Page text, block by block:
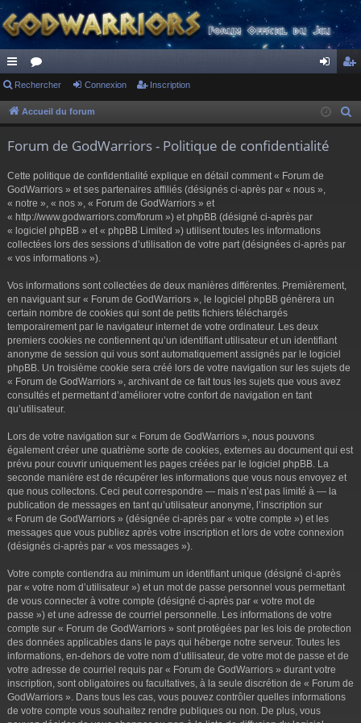
ac
co
s
or
u ne cri
Rechercher Connexion Inscription
Accueil du forum
Forum de GodWarriors - Politique de confidentialité
Cette politique de confidentialité explique en détail comment « Forum de
GodWarriors » et ses partenaires affiliés (désignés ci-après par « nous »,
« notre », « nos », « Forum de GodWarriors » et
« http://www.godwarriors.com/forum ») et phpBB (désigné ci-après par
« logiciel phpBB » et « phpBB Limited ») utilisent toutes les informations
collectées lors des sessions d’utilisation de votre part (désignées ci-après par
« vos informations »).
Vos informations sont collectées de deux manières différentes. Premièrement,
en naviguant sur « Forum de GodWarriors », le logiciel phpBB génèrera un
certain nombre de cookies qui sont de petits fichiers téléchargés
temporairement par le navigateur internet de votre ordinateur. Les deux
premiers cookies ne contiennent qu’un identifiant utilisateur et un identifiant
anonyme de session qui vous sont automatiquement assignés par le logiciel
phpBB. Un troisième cookie sera créé lors de votre navigation sur les sujets de
« Forum de GodWarriors », archivant de ce fait tous les sujets que vous avez
consultés et permettant d’améliorer votre confort de navigation en tant
qu’utilisateur.
Lors de votre navigation sur « Forum de GodWarriors », nous pouvons
également créer une quatrième sorte de cookies, externes au document qui est
prévu pour couvrir uniquement les pages créées par le logiciel phpBB. La
seconde manière est de récupérer les informations que vous nous envoyez et
que nous collectons. Ceci peut correspondre — mais n’est pas limité à — la
publication de messages en tant qu’utilisateur anonyme, l’inscription sur
« Forum de GodWarriors » (désignée ci-après par « votre compte ») et les
messages que vous publiez après votre inscription et lors de votre connexion
(désignés ci-après par « vos messages »).
Votre compte contiendra au minimum un identifiant unique (désigné ci-après
par « votre nom d’utilisateur ») et un mot de passe personnel vous permettant
de vous connecter à votre compte (désigné ci-après par « votre mot de
passe ») et une adresse de courriel personnelle. Les informations de votre
compte sur « Forum de GodWarriors » sont protégées par les lois de protection
des données applicables dans le pays qui héberge notre serveur. Toutes les
informations, en-dehors de votre nom d’utilisateur, de votre mot de passe et de
votre adresse de courriel requis par « Forum de GodWarriors » durant votre
inscription, sont obligatoires ou facultatives, à la seule discrétion de « Forum de
GodWarriors ». Dans tous les cas, vous pouvez contrôler quelles informations
de votre compte vous souhaitez rendre publiques ou non. De plus, vous